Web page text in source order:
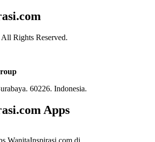
Rights Reserved.
60226. Indonesia.
Apps
WanitaInspirasi.com di